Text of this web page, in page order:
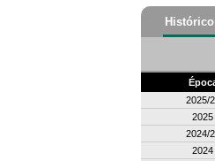
Histórico
2025/
2025
2024/
2024